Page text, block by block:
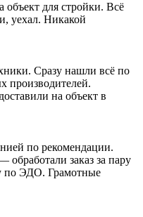
для стройки. Всё
уехал. Никакой
Сразу нашли всё по
производителей.
на объект в
по рекомендации.
обработали заказ за пару
по ЭДО. Грамотные